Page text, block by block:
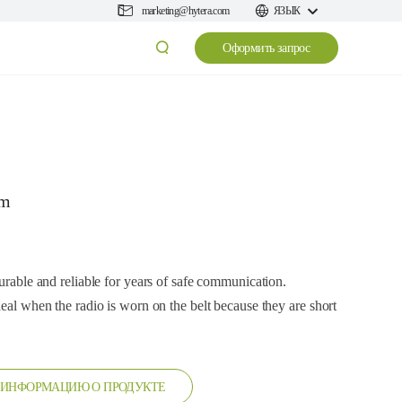
marketing@hytera.com ЯЗЫК
Оформить запрос
and reliable for years of safe communication.
when the radio is worn on the belt because they are short
ИНФОРМАЦИЮ О ПРОДУКТЕ